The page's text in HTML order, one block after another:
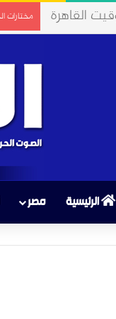
مختارات
الرئيسية مصر